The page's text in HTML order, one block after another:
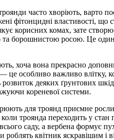
часто хворіють, варто
фітонцидні властивості,
корисних комах, зате
та борошнистою росою. Це
хоча вона прекрасно
— це особливо важливо влітку,
деяких ґрунтових
кореневої системи.
для троянд приємне
троянда переходить у
саду, а вербена формує
роблять квітник яскравішим і